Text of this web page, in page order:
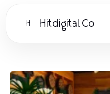
H Hitdigital.Co